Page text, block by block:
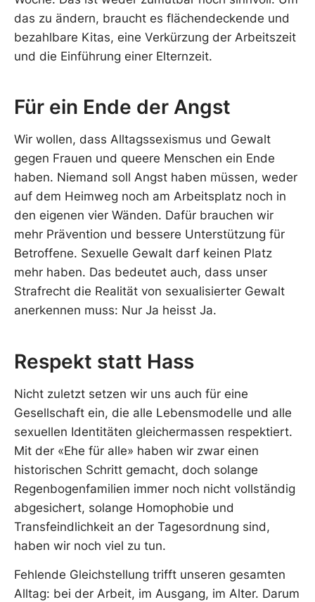
das zu ändern, braucht es flächendeckende und
bezahlbare Kitas, eine Verkürzung der Arbeitszeit
und die Einführung einer Elternzeit.
Für ein Ende der Angst
Wir wollen, dass Alltagssexismus und Gewalt
gegen Frauen und queere Menschen ein Ende
haben. Niemand soll Angst haben müssen, weder
auf dem Heimweg noch am Arbeitsplatz noch in
den eigenen vier Wänden. Dafür brauchen wir
mehr Prävention und bessere Unterstützung für
Betroffene. Sexuelle Gewalt darf keinen Platz
mehr haben. Das bedeutet auch, dass unser
Strafrecht die Realität von sexualisierter Gewalt
anerkennen muss: Nur Ja heisst Ja.
Respekt statt Hass
Nicht zuletzt setzen wir uns auch für eine
Gesellschaft ein, die alle Lebensmodelle und alle
sexuellen Identitäten gleichermassen respektiert.
Mit der «Ehe für alle» haben wir zwar einen
historischen Schritt gemacht, doch solange
Regenbogenfamilien immer noch nicht vollständig
abgesichert, solange Homophobie und
Transfeindlichkeit an der Tagesordnung sind,
haben wir noch viel zu tun.
Fehlende Gleichstellung trifft unseren gesamten
Alltag: bei der Arbeit, im Ausgang, im Alter. Darum